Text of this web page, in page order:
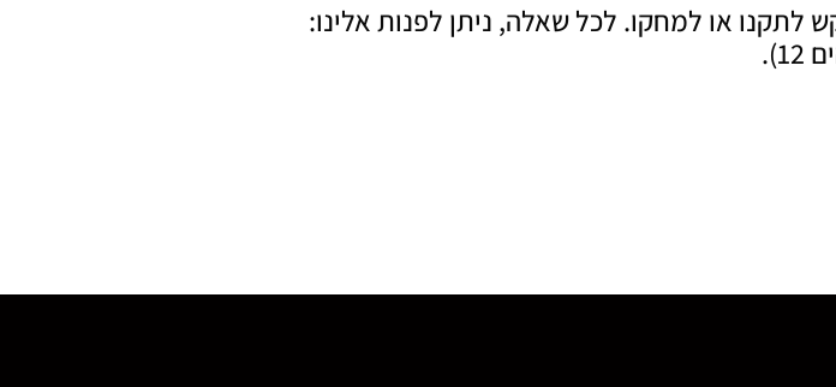
לתקנו או למחקו. לכל שאלה, ניתן לפנות אלינו: